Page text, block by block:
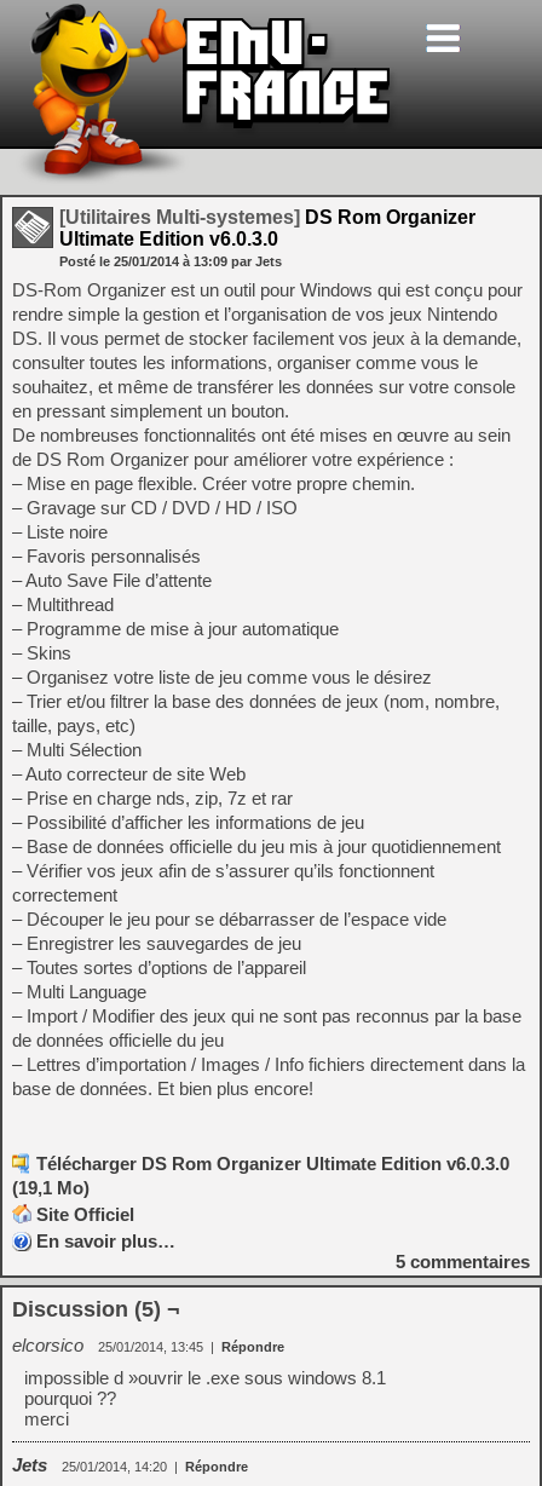
[Utilitaires Multi-systemes] DS Rom Organizer
Ultimate Edition v6.0.3.0
Posté le 25/01/2014 à 13:09 par Jets
DS-Rom Organizer est un outil pour Windows qui est conçu pour
rendre simple la gestion et l’organisation de vos jeux Nintendo
DS. Il vous permet de stocker facilement vos jeux à la demande,
consulter toutes les informations, organiser comme vous le
souhaitez, et même de transférer les données sur votre console
en pressant simplement un bouton.
De nombreuses fonctionnalités ont été mises en œuvre au sein
de DS Rom Organizer pour améliorer votre expérience :
– Mise en page flexible. Créer votre propre chemin.
– Gravage sur CD / DVD / HD / ISO
– Liste noire
– Favoris personnalisés
– Auto Save File d’attente
– Multithread
– Programme de mise à jour automatique
– Skins
– Organisez votre liste de jeu comme vous le désirez
– Trier et/ou filtrer la base des données de jeux (nom, nombre,
taille, pays, etc)
– Multi Sélection
– Auto correcteur de site Web
– Prise en charge nds, zip, 7z et rar
– Possibilité d’afficher les informations de jeu
– Base de données officielle du jeu mis à jour quotidiennement
– Vérifier vos jeux afin de s’assurer qu’ils fonctionnent
correctement
– Découper le jeu pour se débarrasser de l’espace vide
– Enregistrer les sauvegardes de jeu
– Toutes sortes d’options de l’appareil
– Multi Language
– Import / Modifier des jeux qui ne sont pas reconnus par la base
de données officielle du jeu
– Lettres d’importation / Images / Info fichiers directement dans la
base de données. Et bien plus encore!
Télécharger DS Rom Organizer Ultimate Edition v6.0.3.0
(19,1 Mo)
Site Officiel
En savoir plus…
5 commentaires
Discussion (5) ¬
elcorsico 25/01/2014, 13:45 | Répondre
impossible d »ouvrir le .exe sous windows 8.1
pourquoi ??
merci
Jets 25/01/2014, 14:20 | Répondre